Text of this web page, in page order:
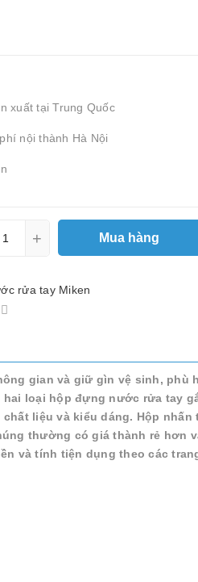
xuất tại Trung Quốc
nội thành Hà Nội
+ Mua hàng
rửa tay Miken
gian và giữ gìn vệ sinh, phù
loại hộp đựng nước rửa tay
liệu và kiểu dáng. Hộp nhấn
thường có giá thành rẻ hơn
và tính tiện dụng theo các